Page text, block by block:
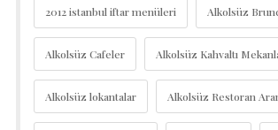
2012 istanbul iftar menüleri Alkolsüz
Alkolsüz Cafeler Alkolsüz Kahvaltı
Alkolsüz lokantalar Alkolsüz Restoran